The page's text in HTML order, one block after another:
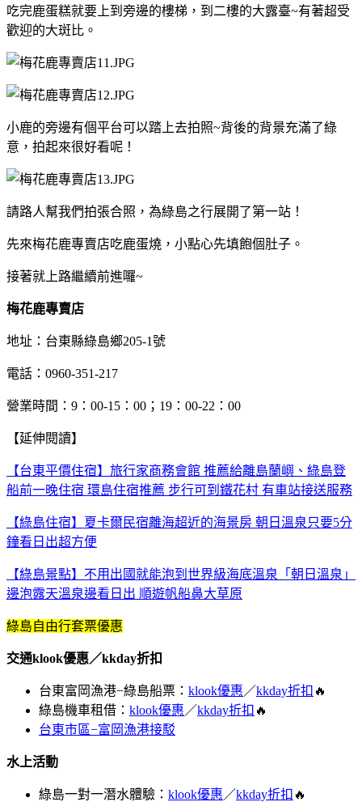
吃完鹿蛋糕就要上到旁邊的樓梯，到二樓的大露臺~有著超受
歡迎的大斑比。
小鹿的旁邊有個平台可以踏上去拍照~背後的背景充滿了綠
意，拍起來很好看呢！
請路人幫我們拍張合照，為綠島之行展開了第一站！
先來梅花鹿專賣店吃鹿蛋燒，小點心先填飽個肚子。
接著就上路繼續前進囉~
梅花鹿專賣店
地址：台東縣綠島鄉205-1號
電話：0960-351-217
營業時間：9：00-15：00；19：00-22：00
【延伸閱讀】
【台東平價住宿】旅行家商務會館 推薦給離島蘭嶼、綠島登
船前一晚住宿 環島住宿推薦 步行可到鐵花村 有車站接送服務
【綠島住宿】夏卡爾民宿離海超近的海景房 朝日溫泉只要5分
鐘看日出超方便
【綠島景點】不用出國就能泡到世界級海底溫泉「朝日溫泉」
邊泡露天溫泉邊看日出 順遊帆船鼻大草原
綠島自由行套票優惠
交通klook優惠／kkday折扣
台東富岡漁港−綠島船票： klook優惠 ／kkday折扣 🔥
綠島機車租借： klook優惠 ／kkday折扣 🔥
台東市區−富岡漁港接駁
水上活動
綠島一對一潛水體驗： klook優惠 ／kkday折扣 🔥